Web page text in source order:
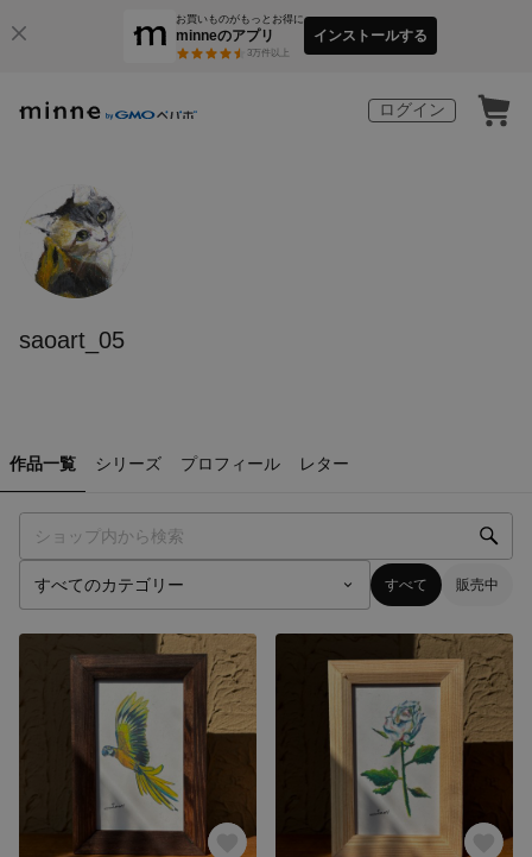
お買いものがもっとお得に
minneのアプリ
3万件以上
インストールする
ログイン
saoart_05
作品一覧 シリーズ プロフィール レター
すべて 販売中